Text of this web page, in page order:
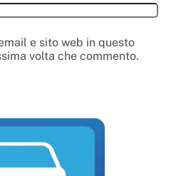
e sito web in questo
volta che commento.